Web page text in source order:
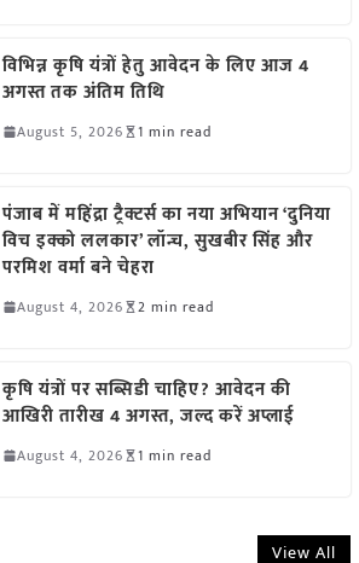
विभिन्न कृषि यंत्रों हेतु आवेदन के लिए आज 4
अगस्त तक अंतिम तिथि
August 5, 2026 1 min read
पंजाब में महिंद्रा ट्रैक्टर्स का नया अभियान ‘दुनिया
विच इक्को ललकार’ लॉन्च, सुखबीर सिंह और
परमिश वर्मा बने चेहरा
August 4, 2026 2 min read
कृषि यंत्रों पर सब्सिडी चाहिए? आवेदन की
आखिरी तारीख 4 अगस्त, जल्द करें अप्लाई
August 4, 2026 1 min read
View All